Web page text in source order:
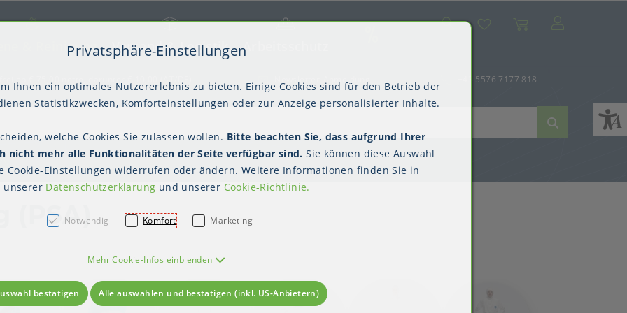
Tisch Gastroverpackungen Küchenbedarf Hygiene & Reinigung
& Reinigung
(PSA) Hygienepapiere Waschraumhygiene Kimberly-Clark™
Versand & Logistik
Palettensicherung Polstern & Kennzeichnen Versandverpackungen
Arbeitsschutz
Einweghauben Mundschutz Schutzkleidung Überschuhe
SucheWunschliste
+43 5576 7177 818
(PSA)
Privatsphäre-Einstellungen
Ihnen ein optimales Nutzererlebnis zu bieten. Einige Cookies sind für den Betrieb der
Statistikzwecken, Komforteinstellungen oder zur Anzeige personalisierter Inhalte.
welche Cookies Sie zulassen wollen. Bitte beachten Sie, dass aufgrund Ihrer
nicht mehr alle Funktionalitäten der Seite verfügbar sind. Sie können diese Auswahl
Cookie-Einstellungen widerrufen oder ändern. Weitere Informationen finden Sie in
unserer Datenschutzerklärung und unserer Cookie-Richtlinie.
Notwendig Komfort Marketing
Mehr Cookie-Infos einblenden
bestätigen Alle auswählen und bestätigen (inkl. US-Anbietern)